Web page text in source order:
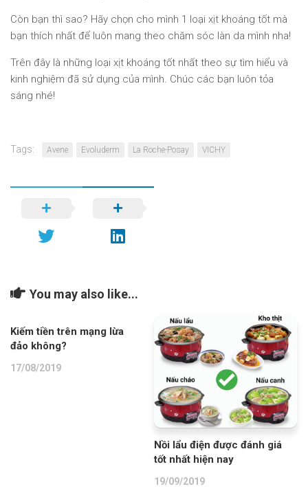
Còn bạn thì sao? Hãy chọn cho mình 1 loại xịt khoáng tốt mà
bạn thích nhất để luôn mang theo chăm sóc làn da mình nha!
Trên đây là những loại xịt khoáng tốt nhất theo sự tìm hiểu và
kinh nghiệm đã sử dụng của mình. Chúc các bạn luôn tỏa
sáng nhé!
Tags: Avene Evoluderm La Roche-Posay VICHY
You may also like...
Kiếm tiền trên mạng lừa
đảo không?
17/08/2019
Nồi lẩu điện được đánh giá
tốt nhất hiện nay
19/09/2019